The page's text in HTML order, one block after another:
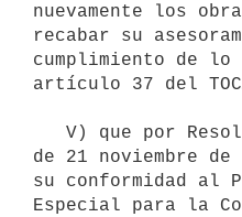
nuevamente los
recabar su
cumplimiento de
artículo 37 del
de 21 noviembre de
su conformidad al
Especial para la